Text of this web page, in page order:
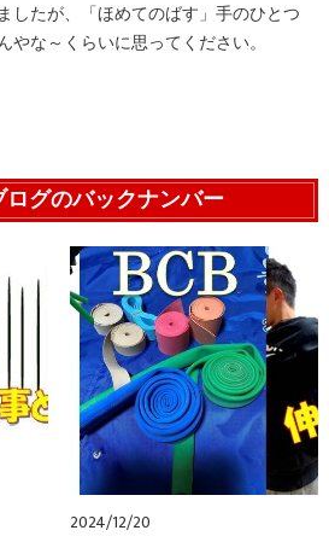
したが、「ほめてのばす」手のひとつ
やな～くらいに思ってください。
グのバックナンバー
2024/12/20